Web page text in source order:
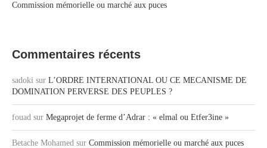
Commission mémorielle ou marché aux puces
Commentaires récents
sadoki sur L’ORDRE INTERNATIONAL OU CE MECANISME DE
DOMINATION PERVERSE DES PEUPLES ?
fouad sur Megaprojet de ferme d’Adrar : « elmal ou Etfer3ine »
Betache Mohamed sur Commission mémorielle ou marché aux puces